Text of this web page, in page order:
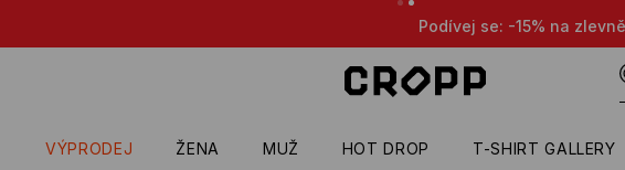
Podívej se: -15% na zlevněné produkty při nákupu libovolných 5 produktů 😎👌🔥
VÝPRODEJ ŽENA MUŽ HOT DROP T-SHIRT GALLERY